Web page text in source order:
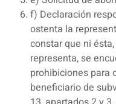
f) Declaración
ostenta la
constar que ni
representa, se
prohibiciones para
beneficiario de